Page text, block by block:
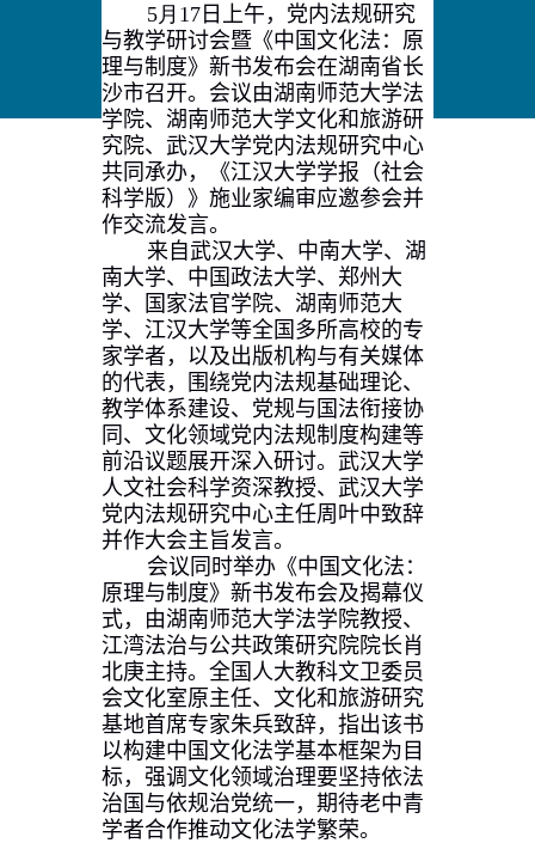
5月 17日上午，党内法规研究
与教学研讨会暨《中国文化法：原
理与制度》新书发布会在湖南省长
沙市召开。会议由湖南师范大学法
学院、湖南师范大学文化和旅游研
究院、武汉大学党内法规研究中心
共同承办， 《江汉大学学报（社会
科学版）》施业家编审应邀参会并
作交流发言。
来自武汉大学、中南大学、湖
南大学、中国政法大学、郑州大
学、国家法官学院、湖南师范大
学、江汉大学等全国多所高校的专
家学者 ，以及出版机构与有关媒体
的代表，围绕党内法规基础理论、
教学体系建设、党规与国法衔接协
同、文化领域党内法规制度构建等
前沿议题展开深入研讨。武汉大学
人文社会科学资深教授、武汉大学
党内法规研究中心主任周叶中致辞
并作大会主旨发言。
会议同时举办《中国文化法：
原理与制度》新书发布会及揭幕仪
式，由湖南师范大学法学院教授、
江湾法治与公共政策研究院院长肖
北庚主持。全国人大教科文卫委员
会文化室原主任、文化和旅游研究
基地首席专家朱兵致辞，指出该书
以构建中国文化法学基本框架为目
标，强调文化领域治理要坚持依法
治国与依规治党统一，期待老中青
学者合作推动文化法学繁荣。